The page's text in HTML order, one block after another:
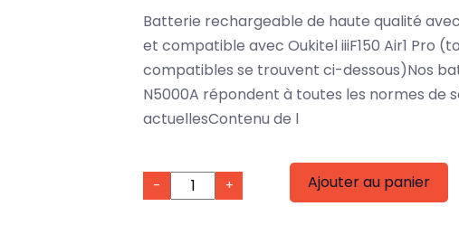
Batterie rechargeable de haute qualité
et compatible avec Oukitel iiiF150 Air1 Pro
compatibles se trouvent ci-dessous)Nos
N5000A répondent à toutes les normes de
actuellesContenu de l
- + Ajouter au panier